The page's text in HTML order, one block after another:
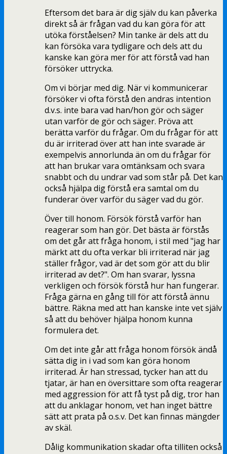
Eftersom det bara är dig själv du kan påverka
direkt så är frågan vad du kan göra för att
utöka förståelsen? Min tanke är dels att du
kan försöka vara tydligare och dels att du
kanske kan göra mer för att förstå vad han
försöker uttrycka.
Om vi börjar med dig. När vi kommunicerar
försöker vi ofta förstå den andras intention
d.v.s. inte bara vad han/hon gör och säger
utan varför de gör och säger. Pröva att
berätta varför du frågar. Om du frågar för att
du är irriterad över att han inte svarade är
exempelvis annorlunda än om du frågar för
att han brukar vara omtänksam och svara
snabbt och du undrar vad som står på. Det kan
också hjälpa dig förstå era samtal om du
funderar över varför du säger vad du gör.
Över till honom. Försök förstå varför han
reagerar som han gör. Det bästa är förstås
om det går att fråga honom, i stil med "jag har
märkt att du ofta verkar bli irriterad när jag
ställer frågor, vad är det som gör att du blir
irriterad av det?". Om han svarar, lyssna
verkligen och försök förstå hur han fungerar.
Fråga gärna en gång till för att förstå ännu
bättre. Räkna med att han kanske inte vet själv
så att du behöver hjälpa honom kunna
formulera det.
Om det inte går att fråga honom försök ändå
sätta dig in i vad som kan göra honom
irriterad. Är han stressad, tycker han att du
tjatar, är han en översittare som ofta reagerar
med aggression för att få tyst på dig, tror han
att du anklagar honom, vet han inget bättre
sätt att prata på o.s.v. Det kan finnas mängder
av skäl.
Dålig kommunikation skadar ofta tilliten också